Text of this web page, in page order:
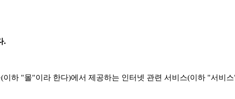
.
하 "몰"이라 한다)에서 제공하는 인터넷 관련 서비스(이하 "서비